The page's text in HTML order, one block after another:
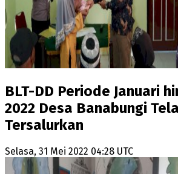
BLT-DD Periode Januari
2022 Desa Banabungi
Tersalurkan
Selasa, 31 Mei 2022 04:28 UTC